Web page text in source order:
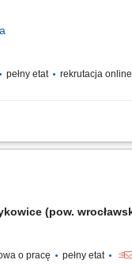
pełny etat rekrutacja online
i zakupowymi
(pow.
o pracę pełny etat